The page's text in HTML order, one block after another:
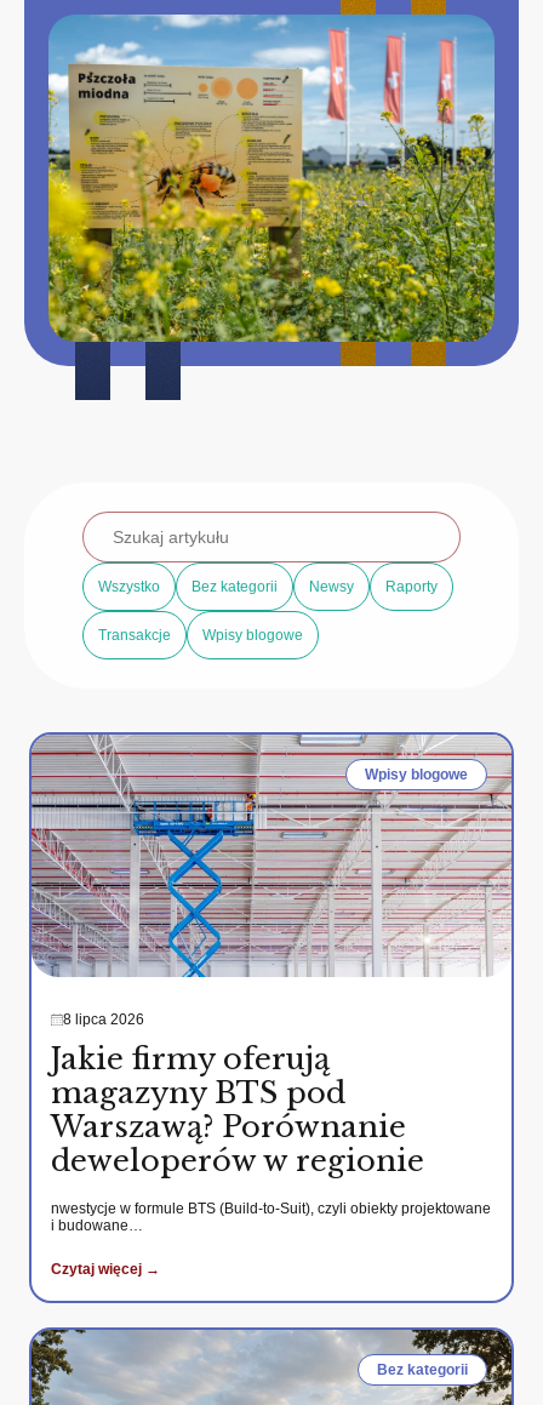
Wszystko Bez kategorii Newsy Raporty
Transakcje Wpisy blogowe
Wpisy blogowe
8 lipca 2026
Jakie firmy oferują
magazyny BTS pod
Warszawą? Porównanie
deweloperów w regionie
nwestycje w formule BTS (Build-to-Suit), czyli obiekty projektowane
i budowane…
Czytaj więcej →
Bez kategorii